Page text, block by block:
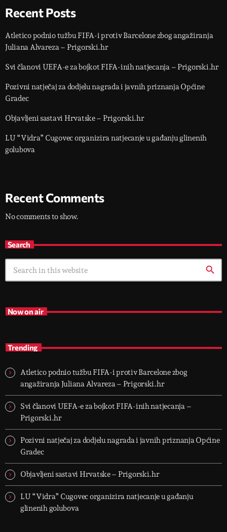
Recent Posts
Atletico podnio tužbu FIFA-i protiv Barcelone zbog angažiranja
Juliana Alvareza – Prigorski.hr
Svi članovi UEFA-e za bojkot FIFA-inih natjecanja – Prigorski.hr
Pozivni natječaj za dodjelu nagrada i javnih priznanja Općine
Gradec
Objavljeni sastavi Hrvatske – Prigorski.hr
LU “Vidra” Cugovec organizira natjecanje u gađanju glinenih
golubova
Recent Comments
No comments to show.
Search
search
Now on air
Trending
Atletico podnio tužbu FIFA-i protiv Barcelone zbog
angažiranja Juliana Alvareza – Prigorski.hr
Svi članovi UEFA-e za bojkot FIFA-inih natjecanja –
Prigorski.hr
Pozivni natječaj za dodjelu nagrada i javnih priznanja Općine
Gradec
Objavljeni sastavi Hrvatske – Prigorski.hr
LU “Vidra” Cugovec organizira natjecanje u gađanju
glinenih golubova